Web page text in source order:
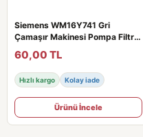
Siemens WM16Y741 Gri
Çamaşır Makinesi Pompa Filtre
60,00 TL
Hızlı kargo Kolay iade
Ürünü İncele